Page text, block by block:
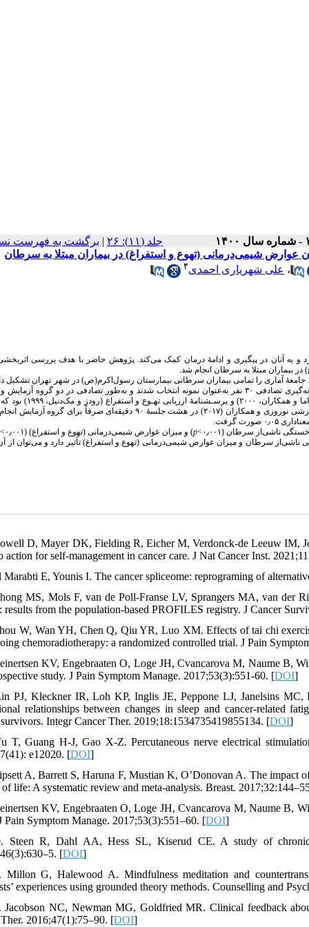
‫جلد (۱۱): ۲۶ | برگشت به فهرست
شیمی‌درمانی (تهوع و استفراغ) در بیماران مبتلا به سرطان
، علی شهریاری احمدی۴
و به آنان در پیگیری و ادامهٔ درمان کمک می‌کند. پژوهش حاضر با هدف بررسی
مبتلا به سرطان انجام شد.
آماری را تمامی بیماران سرطانی بیمارستان رسول‌اکرم‌(ص) در شهر تهران تشکیل
سال ۱۳۹۶ به‌منظور دریافت شیمی‌درمانی به این بیمارستان مراجعه کرده بودند. به‌روش نمونه‌گیری تصادفی ۳۰ نفر به‌عنوان نمونه انتخاب شدند و به‌طور تصادفی در دو
گروه ۱۵ نفر) قرار گرفتند. ابزارهای پژوهش شامل مقیاس خستگی ناشی‌از سرطان
پیش‌آزمون و پس‌آزمون روی هر دو گروه اجرا شد. آموزش ذهن‌آگاهی با استفاده از بستهٔ آموزشی نوروزی و همکاران (۲۰۱۷) در هشت جلسۀ ۹۰ دقیقه‌ای
گرفت.
ناشی‌از سرطان (۰٫۰۰۱>
p) و میزان عوارض شیمی‌درمانی (تهوع و استفراغ) (۰٫۰۰۱>
سرطان و میزان عوارض شیمی‌درمانی (تهوع و استفراغ) تأثیر دارد و می‌توان از
D, Mayer DK, Fielding R, Eicher M, Verdonck-de Leeuw IM,
action for self-management in cancer care. J Nat Cancer Inst.
Marabti E, Younis I. The cancer spliceome: reprograming of
MS, Mols F, van de Poll-Franse LV, Sprangers MA, van der
results from the population-based PROFILES registry. J Cancer
W, Wan YH, Chen Q, Qiu YR, Luo XM. Effects of tai chi
chemoradiotherapy: a randomized controlled trial. J Pain
KV, Engebraaten O, Loge JH, Cvancarova M, Naume B,
study. J Pain Symptom Manage. 2017;53(3):551-60. [DOI]
PJ, Kleckner IR, Loh KP, Inglis JE, Peppone LJ, Janelsins
relationships between changes in sleep and cancer-related
Integr Cancer Ther. 2019;18:1534735419855134. [DOI]
T, Guang H-J, Gao X-Z. Percutaneous nerve electrical
e12020. [DOI]
A, Barrett S, Haruna F, Mustian K, O’Donovan A. The impact
life: A systematic review and meta-analysis. Breast.
KV, Engebraaten O, Loge JH, Cvancarova M, Naume B,
Pain Symptom Manage. 2017;53(3):551–60. [DOI]
Steen R, Dahl AA, Hess SL, Kiserud CE. A study of
[DOI]
Millon G, Halewood A. Mindfulness meditation and
experiences using grounded theory methods. Counselling and
Jacobson NC, Newman MG, Goldfried MR. Clinical feedback
2016;47(1):75–90. [DOI]